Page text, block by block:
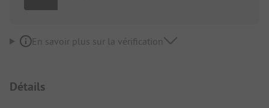
En savoir plus sur la vérification
Détails